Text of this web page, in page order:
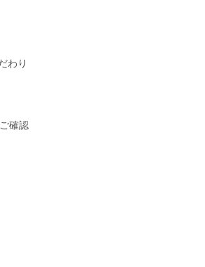
わり
確認